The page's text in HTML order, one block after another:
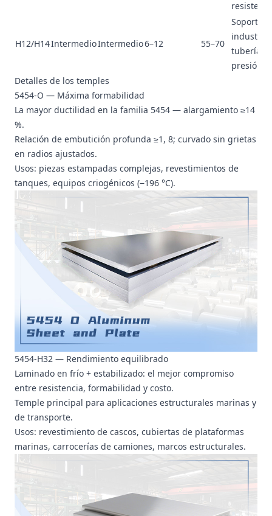
H12/H14IntermedioIntermedio6–12 55–70
Soportes
tuberías
presión
Detalles de los temples
5454-O — Máxima formabilidad
La mayor ductilidad en la familia 5454 — alargamiento ≥14
%.
Relación de embutición profunda ≥1, 8; curvado sin grietas
en radios ajustados.
Usos: piezas estampadas complejas, revestimientos de
tanques, equipos criogénicos (−196 °C).
5454-H32 — Rendimiento equilibrado
Laminado en frío + estabilizado: el mejor compromiso
entre resistencia, formabilidad y costo.
Temple principal para aplicaciones estructurales marinas y
de transporte.
Usos: revestimiento de cascos, cubiertas de plataformas
marinas, carrocerías de camiones, marcos estructurales.